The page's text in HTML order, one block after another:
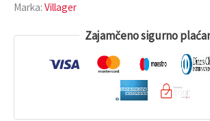
Marka: Villager
Zajamčeno sigurno